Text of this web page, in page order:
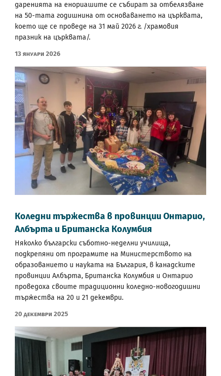
даренията на енориашите се събират за отбелязване
на 50-тата годишнина от основаването на църквата,
което ще се проведе на 31 май 2026 г. /храмовия
празник на църквата/.
13 Януари 2026
Коледни тържества в провинции Онтарио,
Албърта и Британска Колумбия
Няколко български съботно-неделни училища,
подкрепяни от програмите на Министерството на
образованието и науката на България, в канадските
провинции Албърта, Британска Колумбия и Онтарио
проведоха своите традиционни коледно-новогодишни
тържества на 20 и 21 декември.
20 Декември 2025